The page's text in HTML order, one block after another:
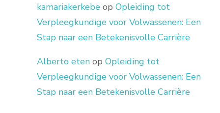
kamariakerkebe op Opleiding tot
Verpleegkundige voor Volwassenen: Een
Stap naar een Betekenisvolle Carrière
Alberto eten op Opleiding tot
Verpleegkundige voor Volwassenen: Een
Stap naar een Betekenisvolle Carrière